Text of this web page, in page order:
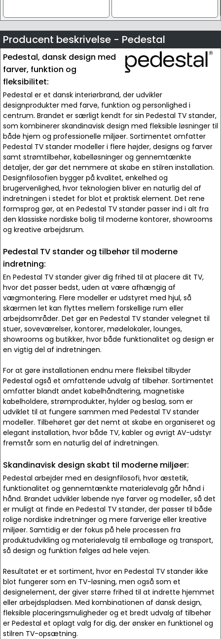
Producent beskrivelse - Pedestal
Pedestal, dansk design med
farver, funktion og
fleksibilitet:
Pedestal er et dansk interiørbrand, der udvikler
designprodukter med farve, funktion og personlighed i
centrum. Brandet er særligt kendt for sin Pedestal TV stander,
som kombinerer skandinavisk design med fleksible løsninger til
både hjem og professionelle miljøer. Sortimentet omfatter
Pedestal TV stander modeller i flere højder, designs og farver
samt strømtilbehør, kabelløsninger og gennemtænkte
detaljer, der gør det nemmere at skabe en stilren installation.
Designfilosofien bygger på kvalitet, enkelhed og
brugervenlighed, hvor teknologien bliver en naturlig del af
indretningen i stedet for blot et praktisk element. Det rene
formsprog gør, at en Pedestal TV stander passer ind i alt fra
den klassiske nordiske bolig til moderne kontorer, showrooms
og kreative arbejdsrum.
Pedestal TV stander og tilbehør til moderne
indretning:
En Pedestal TV stander giver dig frihed til at placere dit TV,
hvor det passer bedst, uden at være afhængig af
vægmontering. Flere modeller er udstyret med hjul, så
skærmen let kan flyttes mellem forskellige rum eller
arbejdsområder. Det gør en Pedestal TV stander velegnet til
stuer, soveværelser, kontorer, mødelokaler, lounges,
showrooms og butikker, hvor både funktionalitet og design er
en vigtig del af indretningen.
For at gøre installationen endnu mere fleksibel tilbyder
Pedestal også et omfattende udvalg af tilbehør. Sortimentet
omfatter blandt andet kabelhåndtering, magnetiske
kabelholdere, strømprodukter, hylder og beslag, som er
udviklet til at fungere sammen med Pedestal TV stander
modeller. Tilbehøret gør det nemt at skabe en organiseret og
elegant installation, hvor både TV, kabler og øvrigt AV-udstyr
fremstår som en naturlig del af indretningen.
Skandinavisk design skabt til moderne miljøer:
Pedestal arbejder med en designfilosofi, hvor æstetik,
funktionalitet og gennemtænkte materialevalg går hånd i
hånd. Brandet udvikler løbende nye farver og modeller, så det
er muligt at finde en Pedestal TV stander, der passer til både
rolige nordiske indretninger og mere farverige eller kreative
miljøer. Samtidig er der fokus på hele processen fra
produktudvikling og materialevalg til emballage og transport,
så design og funktion følges ad hele vejen.
Resultatet er et sortiment, hvor en Pedestal TV stander ikke
blot fungerer som en TV-løsning, men også som et
designelement, der giver større frihed til at indrette hjemmet
eller arbejdspladsen. Med kombinationen af dansk design,
fleksible placeringsmuligheder og et bredt udvalg af tilbehør
er Pedestal et oplagt valg for dig, der ønsker en funktionel og
stilren TV-opsætning.